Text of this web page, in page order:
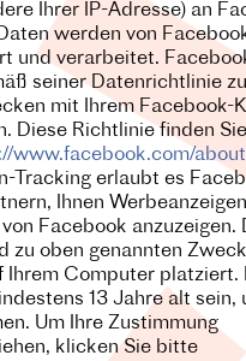
Ihrer IP-Adresse) an
werden von
und verarbeitet.
seiner Datenrichtlinie
mit Ihrem Facebook-
Diese Richtlinie finden Sie
www.facebook.com/
Tracking erlaubt es
Ihnen
Facebook anzuzeigen.
zu oben genannten
Ihrem Computer platziert.
13 Jahre alt sein,
Um Ihre Zustimmung
klicken Sie bitte